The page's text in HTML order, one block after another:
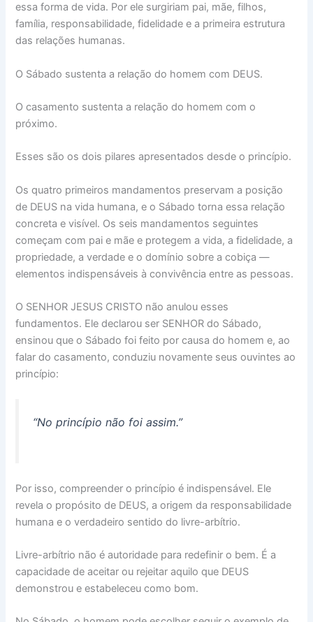
essa forma de vida. Por ele surgiriam pai, mãe, filhos,
família, responsabilidade, fidelidade e a primeira estrutura
das relações humanas.
O Sábado sustenta a relação do homem com DEUS.
O casamento sustenta a relação do homem com o
próximo.
Esses são os dois pilares apresentados desde o princípio.
Os quatro primeiros mandamentos preservam a posição
de DEUS na vida humana, e o Sábado torna essa relação
concreta e visível. Os seis mandamentos seguintes
começam com pai e mãe e protegem a vida, a fidelidade, a
propriedade, a verdade e o domínio sobre a cobiça —
elementos indispensáveis à convivência entre as pessoas.
O SENHOR JESUS CRISTO não anulou esses
fundamentos. Ele declarou ser SENHOR do Sábado,
ensinou que o Sábado foi feito por causa do homem e, ao
falar do casamento, conduziu novamente seus ouvintes ao
princípio:
“No princípio não foi assim.”
Por isso, compreender o princípio é indispensável. Ele
revela o propósito de DEUS, a origem da responsabilidade
humana e o verdadeiro sentido do livre-arbítrio.
Livre-arbítrio não é autoridade para redefinir o bem. É a
capacidade de aceitar ou rejeitar aquilo que DEUS
demonstrou e estabeleceu como bom.